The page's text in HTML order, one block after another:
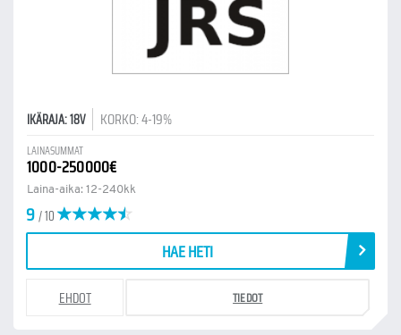
IKÄRAJA: 18V KORKO: 4-19%
LAINASUMMAT
1000-250000€
Laina-aika: 12-240kk
9/ 10
HAE HETI
EHDOT TIEDOT